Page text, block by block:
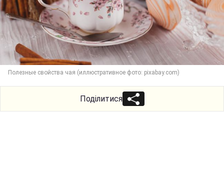
Полезные свойства чая (иллюстративное фото: pixabay.com)
Поділитися